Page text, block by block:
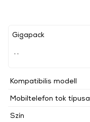
Gigapack
Kompatibilis modell
Mobiltelefon tok típusa
Szín